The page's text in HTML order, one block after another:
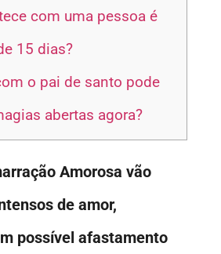
com uma pessoa é
15 dias?
o pai de santo pode
abertas agora?
Amorosa vão
de amor,
possível afastamento